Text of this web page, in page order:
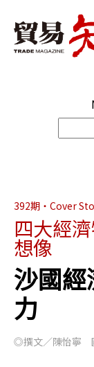
392期・Cover
四大經
想像
沙國
力
◎撰文／陳怡寧